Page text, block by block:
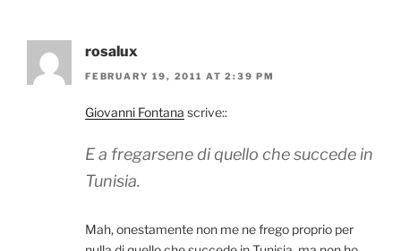
rosalux
FEBRUARY 19, 2011 AT 2:39 PM
Giovanni Fontana scrive::
E a fregarsene di quello che succede in
Tunisia.
Mah, onestamente non me ne frego proprio per